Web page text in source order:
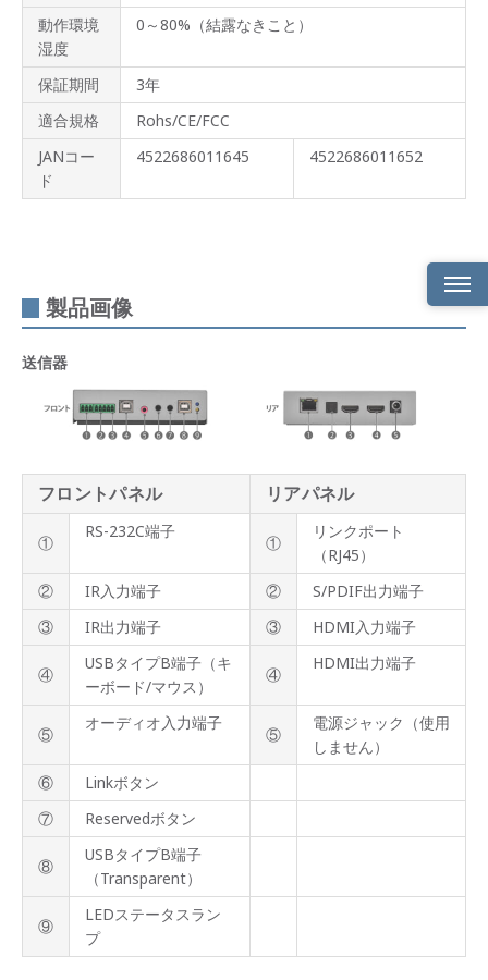
動作環境
湿度
0～80%（結露なきこと）
保証期間
3年
適合規格
Rohs/CE/FCC
JANコー
ド
4522686011645 4522686011652
製品画像
送信器
フロントパネル リアパネル
①
RS-232C端子
①
リンクポート
（RJ45）
②
IR入力端子 ②
S/PDIF出力端子
③
IR出力端子 ③ HDMI入力端子
④
USBタイプB端子（キ
ーボード/マウス）
④
HDMI出力端子
⑤
オーディオ入力端子
⑤
電源ジャック（使用
しません）
⑥
Linkボタン
⑦
Reservedボタン
⑧
USBタイプB端子
（Transparent）
⑨
LEDステータスラン
プ
製品
製品
グネ
ット
管理